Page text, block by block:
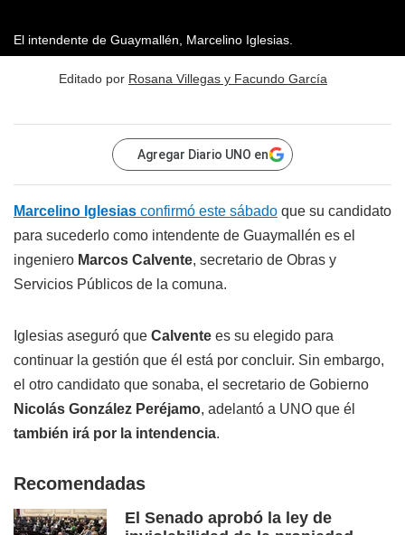
El intendente de Guaymallén, Marcelino Iglesias.
Editado por Rosana Villegas y Facundo García
Agregar Diario UNO en
Marcelino Iglesias confirmó este sábado que su candidato
para sucederlo como intendente de Guaymallén es el
ingeniero Marcos Calvente, secretario de Obras y
Servicios Públicos de la comuna.
Iglesias aseguró que Calvente es su elegido para
continuar la gestión que él está por concluir. Sin embargo,
el otro candidato que sonaba, el secretario de Gobierno
Nicolás González Peréjamo, adelantó a UNO que él
también irá por la intendencia.
Recomendadas
El Senado aprobó la ley de